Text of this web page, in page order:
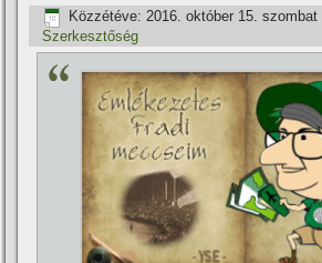
Közzétéve: 2016. október 15. szombat
Szerkesztőség